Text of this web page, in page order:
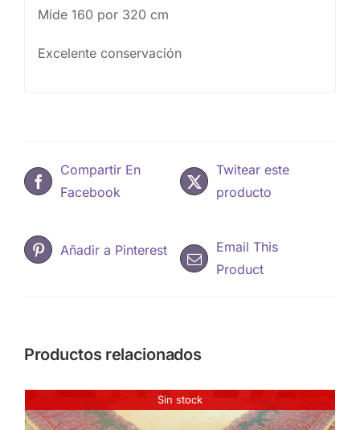
Mide 160 por 320 cm
Excelente conservación
Compartir En
Facebook
Twitear este
producto
Añadir a Pinterest
Email This
Product
Productos relacionados
Sin stock